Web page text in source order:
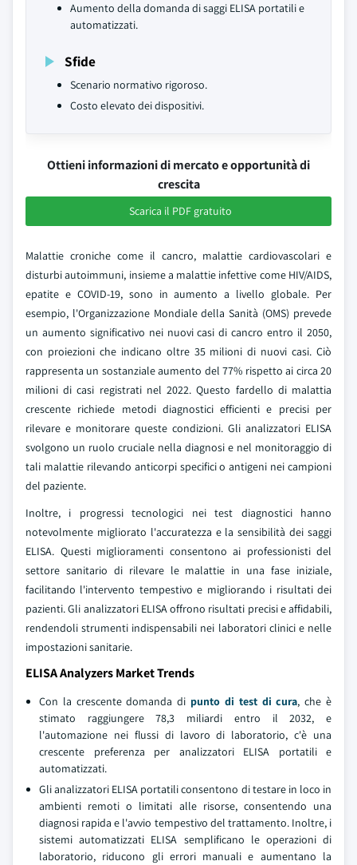
Aumento della domanda di saggi ELISA portatili e
automatizzati.
Sfide
Scenario normativo rigoroso.
Costo elevato dei dispositivi.
Ottieni informazioni di mercato e opportunità di
crescita
Scarica il PDF gratuito
Malattie croniche come il cancro, malattie cardiovascolari e
disturbi autoimmuni, insieme a malattie infettive come HIV/AIDS,
epatite e COVID-19, sono in aumento a livello globale. Per
esempio, l'Organizzazione Mondiale della Sanità (OMS) prevede
un aumento significativo nei nuovi casi di cancro entro il 2050,
con proiezioni che indicano oltre 35 milioni di nuovi casi. Ciò
rappresenta un sostanziale aumento del 77% rispetto ai circa 20
milioni di casi registrati nel 2022. Questo fardello di malattia
crescente richiede metodi diagnostici efficienti e precisi per
rilevare e monitorare queste condizioni. Gli analizzatori ELISA
svolgono un ruolo cruciale nella diagnosi e nel monitoraggio di
tali malattie rilevando anticorpi specifici o antigeni nei campioni
del paziente.
Inoltre, i progressi tecnologici nei test diagnostici hanno
notevolmente migliorato l'accuratezza e la sensibilità dei saggi
ELISA. Questi miglioramenti consentono ai professionisti del
settore sanitario di rilevare le malattie in una fase iniziale,
facilitando l'intervento tempestivo e migliorando i risultati dei
pazienti. Gli analizzatori ELISA offrono risultati precisi e affidabili,
rendendoli strumenti indispensabili nei laboratori clinici e nelle
impostazioni sanitarie.
ELISA Analyzers Market Trends
Con la crescente domanda di punto di test di cura, che è
stimato raggiungere 78,3 miliardi entro il 2032, e
l'automazione nei flussi di lavoro di laboratorio, c'è una
crescente preferenza per analizzatori ELISA portatili e
automatizzati.
Gli analizzatori ELISA portatili consentono di testare in loco in
ambienti remoti o limitati alle risorse, consentendo una
diagnosi rapida e l'avvio tempestivo del trattamento. Inoltre, i
sistemi automatizzati ELISA semplificano le operazioni di
laboratorio, riducono gli errori manuali e aumentano la